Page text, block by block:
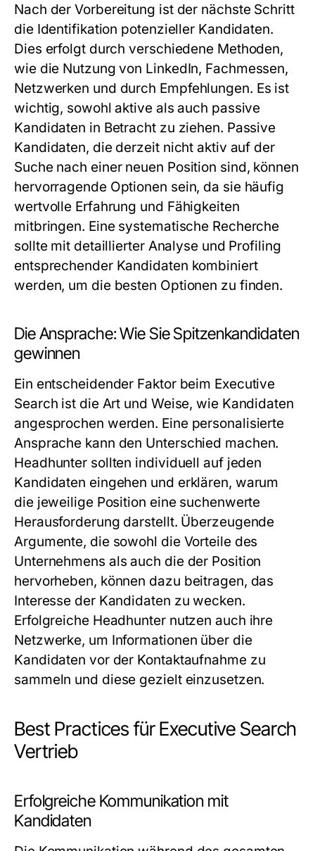
Nach der Vorbereitung ist der nächste Schritt
die Identifikation potenzieller Kandidaten.
Dies erfolgt durch verschiedene Methoden,
wie die Nutzung von LinkedIn, Fachmessen,
Netzwerken und durch Empfehlungen. Es ist
wichtig, sowohl aktive als auch passive
Kandidaten in Betracht zu ziehen. Passive
Kandidaten, die derzeit nicht aktiv auf der
Suche nach einer neuen Position sind, können
hervorragende Optionen sein, da sie häufig
wertvolle Erfahrung und Fähigkeiten
mitbringen. Eine systematische Recherche
sollte mit detaillierter Analyse und Profiling
entsprechender Kandidaten kombiniert
werden, um die besten Optionen zu finden.
Die Ansprache: Wie Sie Spitzenkandidaten
gewinnen
Ein entscheidender Faktor beim Executive
Search ist die Art und Weise, wie Kandidaten
angesprochen werden. Eine personalisierte
Ansprache kann den Unterschied machen.
Headhunter sollten individuell auf jeden
Kandidaten eingehen und erklären, warum
die jeweilige Position eine suchenwerte
Herausforderung darstellt. Überzeugende
Argumente, die sowohl die Vorteile des
Unternehmens als auch die der Position
hervorheben, können dazu beitragen, das
Interesse der Kandidaten zu wecken.
Erfolgreiche Headhunter nutzen auch ihre
Netzwerke, um Informationen über die
Kandidaten vor der Kontaktaufnahme zu
sammeln und diese gezielt einzusetzen.
Best Practices für Executive Search
Vertrieb
Erfolgreiche Kommunikation mit
Kandidaten